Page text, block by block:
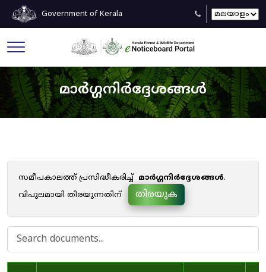
Government of Kerala
മാർഗ്ഗനിർദ്ദേശങ്ങൾ
സമീപകാലത്ത് പ്രസിദ്ധീകരിച്ച് മാർഗ്ഗനിർദ്ദേശങ്ങൾ.
വിപുലമായി തിരയുന്നതിന്
തിരയുക